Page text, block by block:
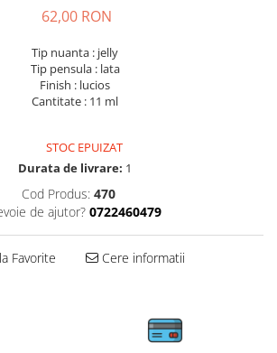
62,00 RON
Tip nuanta : jelly
Tip pensula : lata
Finish : lucios
Cantitate : 11 ml
STOC EPUIZAT
Durata de livrare: 1
Cod Produs: 470
de ajutor? 0722460479
Favorite Cere informatii